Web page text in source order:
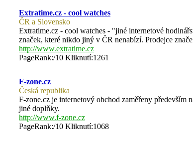
Extratime.cz - cool watches
ČR a Slovensko
Extratime.cz - cool watches - "jiné internetové
značek, které nikdo jiný v ČR nenabízí. Prodejce
http://www.extratime.cz
PageRank:/10 Kliknutí:1261
F-zone.cz
Česká republika
F-zone.cz je internetový obchod zaměřeny především
jiné doplňky.
http://www.f-zone.cz
PageRank:/10 Kliknutí:1068